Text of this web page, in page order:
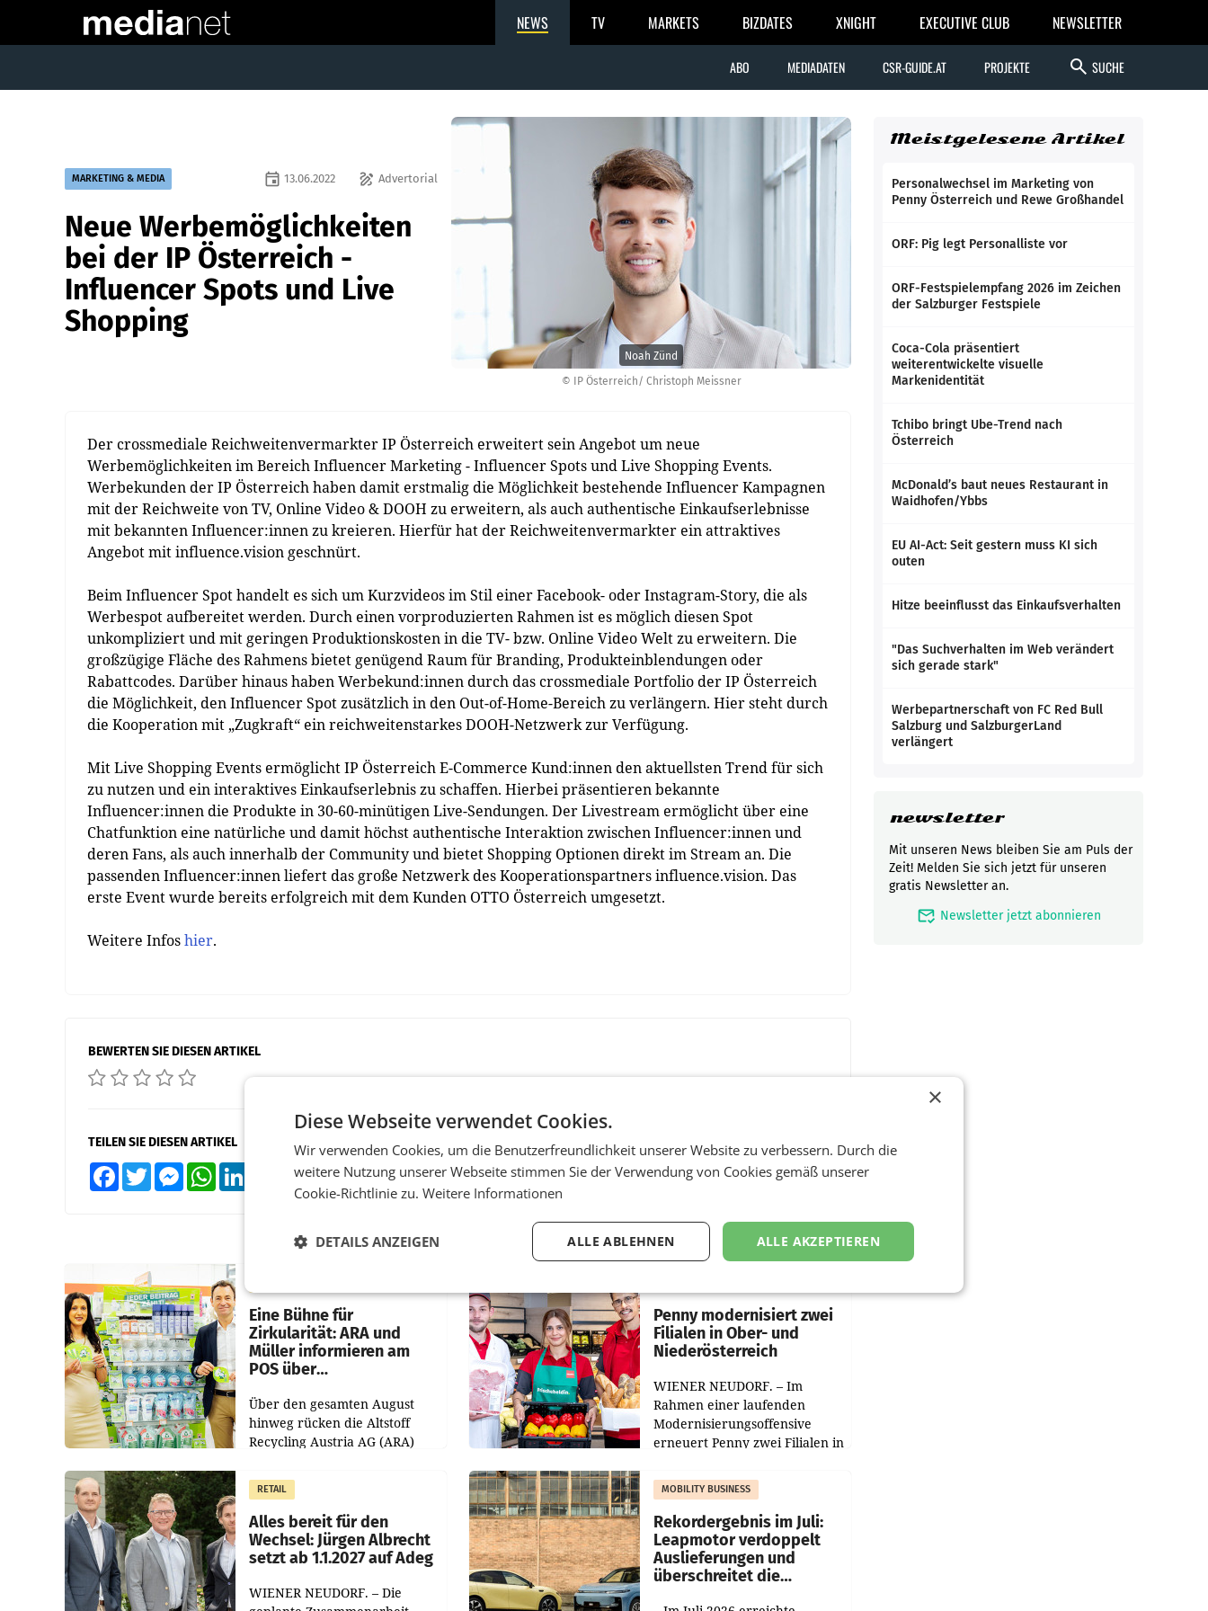
NEWS TV MARKETS BIZDATES XNIGHT EXECUTIVE CLUB NEWSLETTER
ABO MEDIADATEN CSR-GUIDE.AT PROJEKTE search SUCHE
© IP Österreich/ Christoph Meissner
Noah Zünd
MARKETING & MEDIA draw Advertorial
event 13.06.2022
Neue Werbemöglichkeiten
bei der IP Österreich -
Influencer Spots und Live
Shopping
Der crossmediale Reichweitenvermarkter IP Österreich erweitert sein Angebot um neue
Werbemöglichkeiten im Bereich Influencer Marketing - Influencer Spots und Live Shopping Events.
Werbekunden der IP Österreich haben damit erstmalig die Möglichkeit bestehende Influencer Kampagnen
mit der Reichweite von TV, Online Video & DOOH zu erweitern, als auch authentische Einkaufserlebnisse
mit bekannten Influencer:innen zu kreieren. Hierfür hat der Reichweitenvermarkter ein attraktives
Angebot mit influence.vision geschnürt.
Beim Influencer Spot handelt es sich um Kurzvideos im Stil einer Facebook- oder Instagram-Story, die als
Werbespot aufbereitet werden. Durch einen vorproduzierten Rahmen ist es möglich diesen Spot
unkompliziert und mit geringen Produktionskosten in die TV- bzw. Online Video Welt zu erweitern. Die
großzügige Fläche des Rahmens bietet genügend Raum für Branding, Produkteinblendungen oder
Rabattcodes. Darüber hinaus haben Werbekund:innen durch das crossmediale Portfolio der IP Österreich
die Möglichkeit, den Influencer Spot zusätzlich in den Out-of-Home-Bereich zu verlängern. Hier steht durch
die Kooperation mit „Zugkraft“ ein reichweitenstarkes DOOH-Netzwerk zur Verfügung.
Mit Live Shopping Events ermöglicht IP Österreich E-Commerce Kund:innen den aktuellsten Trend für sich
zu nutzen und ein interaktives Einkaufserlebnis zu schaffen. Hierbei präsentieren bekannte
Influencer:innen die Produkte in 30-60-minütigen Live-Sendungen. Der Livestream ermöglicht über eine
Chatfunktion eine natürliche und damit höchst authentische Interaktion zwischen Influencer:innen und
deren Fans, als auch innerhalb der Community und bietet Shopping Optionen direkt im Stream an. Die
passenden Influencer:innen liefert das große Netzwerk des Kooperationspartners influence.vision. Das
erste Event wurde bereits erfolgreich mit dem Kunden OTTO Österreich umgesetzt.
Weitere Infoshier.
BEWERTEN SIE DIESEN ARTIKEL
TEILEN SIE DIESEN ARTIKEL
FacebookTwitter MessengerWhatsApp XING Teilen
Eine Bühne für
Zirkularität: ARA und
Müller informieren am
POS über
Über den gesamten August
hinweg rücken die Altstoff
Recycling Austria AG (ARA)
Müller die Initiative „Kreislauf-
Helden“ in allen
österreichischen Müller-Filialen
Penny modernisiert zwei
Filialen in Ober- und
Niederösterreich
WIENER NEUDORF. – Im
Rahmen einer laufenden
Modernisierungsoffensive
erneuert Penny zwei Filialen in
Die beiden Standorte liegen in
Haag sowie im rund
RETAIL
Alles bereit für den
Wechsel: Jürgen Albrecht
setzt ab 1.1.2027 auf Adeg
WIENER NEUDORF. – Die
MOBILITY BUSINESS
Rekordergebnis im Juli:
Leapmotor verdoppelt
Auslieferungen und
überschreitet die
Meistgelesene Artikel
Personalwechsel im Marketing von
Penny Österreich und Rewe Großhandel
ORF: Pig legt Personalliste vor
ORF-Festspielempfang 2026 im Zeichen
der Salzburger Festspiele
Coca-Cola präsentiert
weiterentwickelte visuelle
Markenidentität
Tchibo bringt Ube-Trend nach
Österreich
McDonald’s baut neues Restaurant in
Waidhofen/Ybbs
EU AI-Act: Seit gestern muss KI sich
outen
Hitze beeinflusst das Einkaufsverhalten
"Das Suchverhalten im Web verändert
sich gerade stark"
Werbepartnerschaft von FC Red Bull
Salzburg und SalzburgerLand
verlängert
newsletter
Mit unseren News bleiben Sie am Puls der
Zeit! Melden Sie sich jetzt für unseren
gratis Newsletter an.
mark_email_read Newsletter jetzt abonnieren
×
Diese Webseite verwendet Cookies.
Wir verwenden Cookies, um die Benutzerfreundlichkeit unserer Website zu verbessern. Durch die
weitere Nutzung unserer Webseite stimmen Sie der Verwendung von Cookies gemäß unserer
Cookie-Richtlinie zu. Weitere Informationen
ALLE AKZEPTIEREN
ALLE ABLEHNEN
DETAILS ANZEIGEN